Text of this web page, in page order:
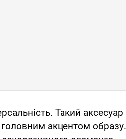
Такий аксесуар
акцентом образу.